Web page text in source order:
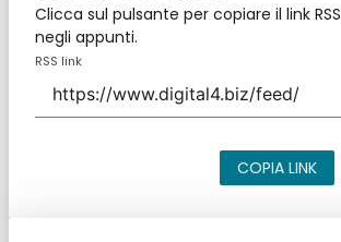
Clicca sul pulsante per copiare il link RSS
negli appunti.
RSS link
COPIA LINK